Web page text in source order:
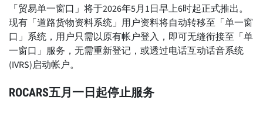
「贸易单一窗口」将于2026年5月1日早上6时起正式推出。
现有「道路货物资料系统」用户资料将自动转移至「单一窗
口」系统，用户只需以原有帐户登入，即可无缝衔接至「单
一窗口」服务，无需重新登记，或透过电话互动话音系统
(IVRS)启动帐户。
ROCARS五月一日起停止服务